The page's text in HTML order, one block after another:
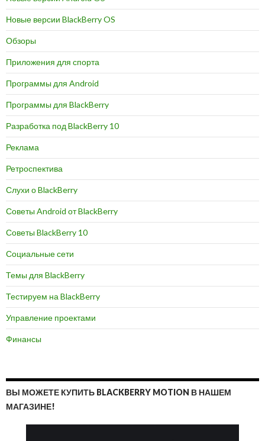
Новые версии BlackBerry OS
Обзоры
Приложения для спорта
Программы для Android
Программы для BlackBerry
Разработка под BlackBerry 10
Реклама
Ретроспектива
Слухи о BlackBerry
Советы Android от BlackBerry
Советы BlackBerry 10
Социальные сети
Темы для BlackBerry
Тестируем на BlackBerry
Управление проектами
Финансы
ВЫ МОЖЕТЕ КУПИТЬ BLACKBERRY MOTION В НАШЕМ
МАГАЗИНЕ!